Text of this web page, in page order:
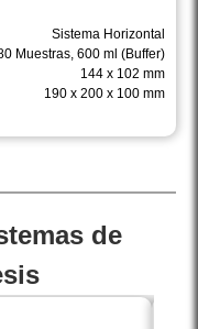
Sistema Horizontal
Muestras, 600 ml (Buffer)
144 x 102 mm
190 x 200 x 100 mm
de